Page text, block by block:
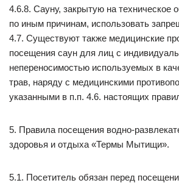
4.6.8. Сауну, закрытую на техническое
по иным причинам, использовать
4.7. Существуют также медицинские
посещения саун для лиц с
непереносимостью используемых в
трав, наряду с медицинскими
указанными в п.п. 4.6. настоящих
5. Правила посещения водно-
здоровья и отдыха «Термы Мытищи».
5.1. Посетитель обязан перед